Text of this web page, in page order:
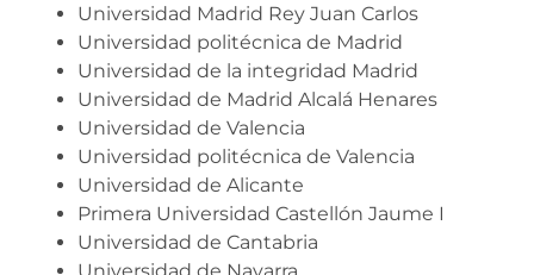
Universidad Madrid Rey Juan Carlos
Universidad politécnica de Madrid
Universidad de la integridad Madrid
Universidad de Madrid Alcalá Henares
Universidad de Valencia
Universidad politécnica de Valencia
Universidad de Alicante
Primera Universidad Castellón Jaume I
Universidad de Cantabria
Universidad de Navarra